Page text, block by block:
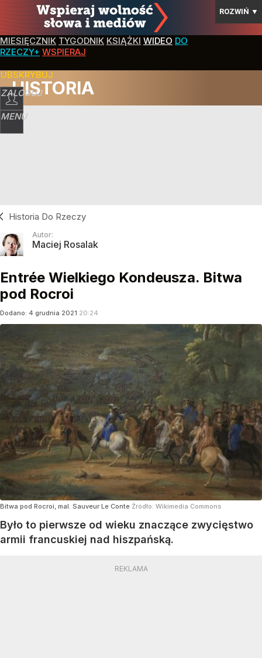
ROZWIŃ ▼
MIESIĘCZNIK TYGODNIK KSIĄŻKI WIDEO DO
RZECZY+ WSPIERAJ
ZALOGUJ
MENU
HISTORIA
Historia Do Rzeczy
Autor:
Maciej Rosalak
Entrée Wielkiego Kondeusza. Bitwa
pod Rocroi
Dodano: 4 grudnia 2021 20:24
Bitwa pod Rocroi, mal. Sauveur Le Conte Źródło: Wikimedia Commons
Było to pierwsze od wieku znaczące zwycięstwo
armii francuskiej nad hiszpańską.